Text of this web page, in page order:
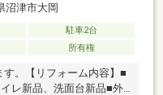
沼津市大岡
駐車2台
所有権
。【リフォーム内容】■
レ新品、洗面台新品■外